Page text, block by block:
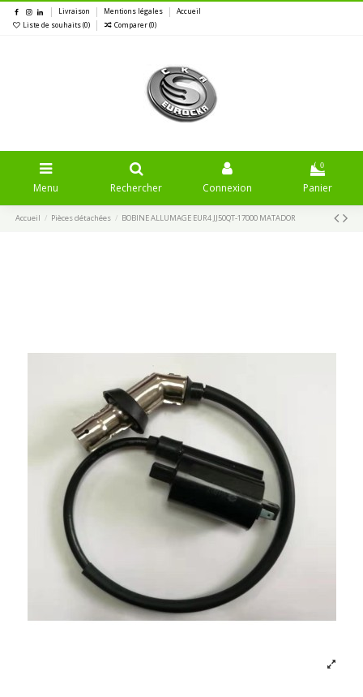
Livraison Mentions légales
Accueil
Liste de souhaits (0) Comparer (0)
Menu Rechercher Connexion
0
Panier
Accueil Pièces détachées BOBINE ALLUMAGE EUR4 JJ50QT-17000 MATADOR